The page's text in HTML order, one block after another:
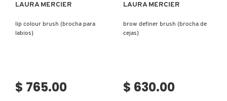
LAURA MERCIER
lip colour brush (brocha para
labios)
$ 765.00
LAURA MERCIER
brow definer brush (brocha de
cejas)
$ 630.00